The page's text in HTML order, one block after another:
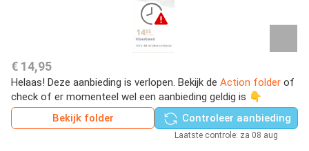
€ 14,95
Helaas! Deze aanbieding is verlopen. Bekijk de Action folder of
check of er momenteel wel een aanbieding geldig is 👇
Bekijk folder
Controleer aanbieding
Laatste controle: za 08 aug